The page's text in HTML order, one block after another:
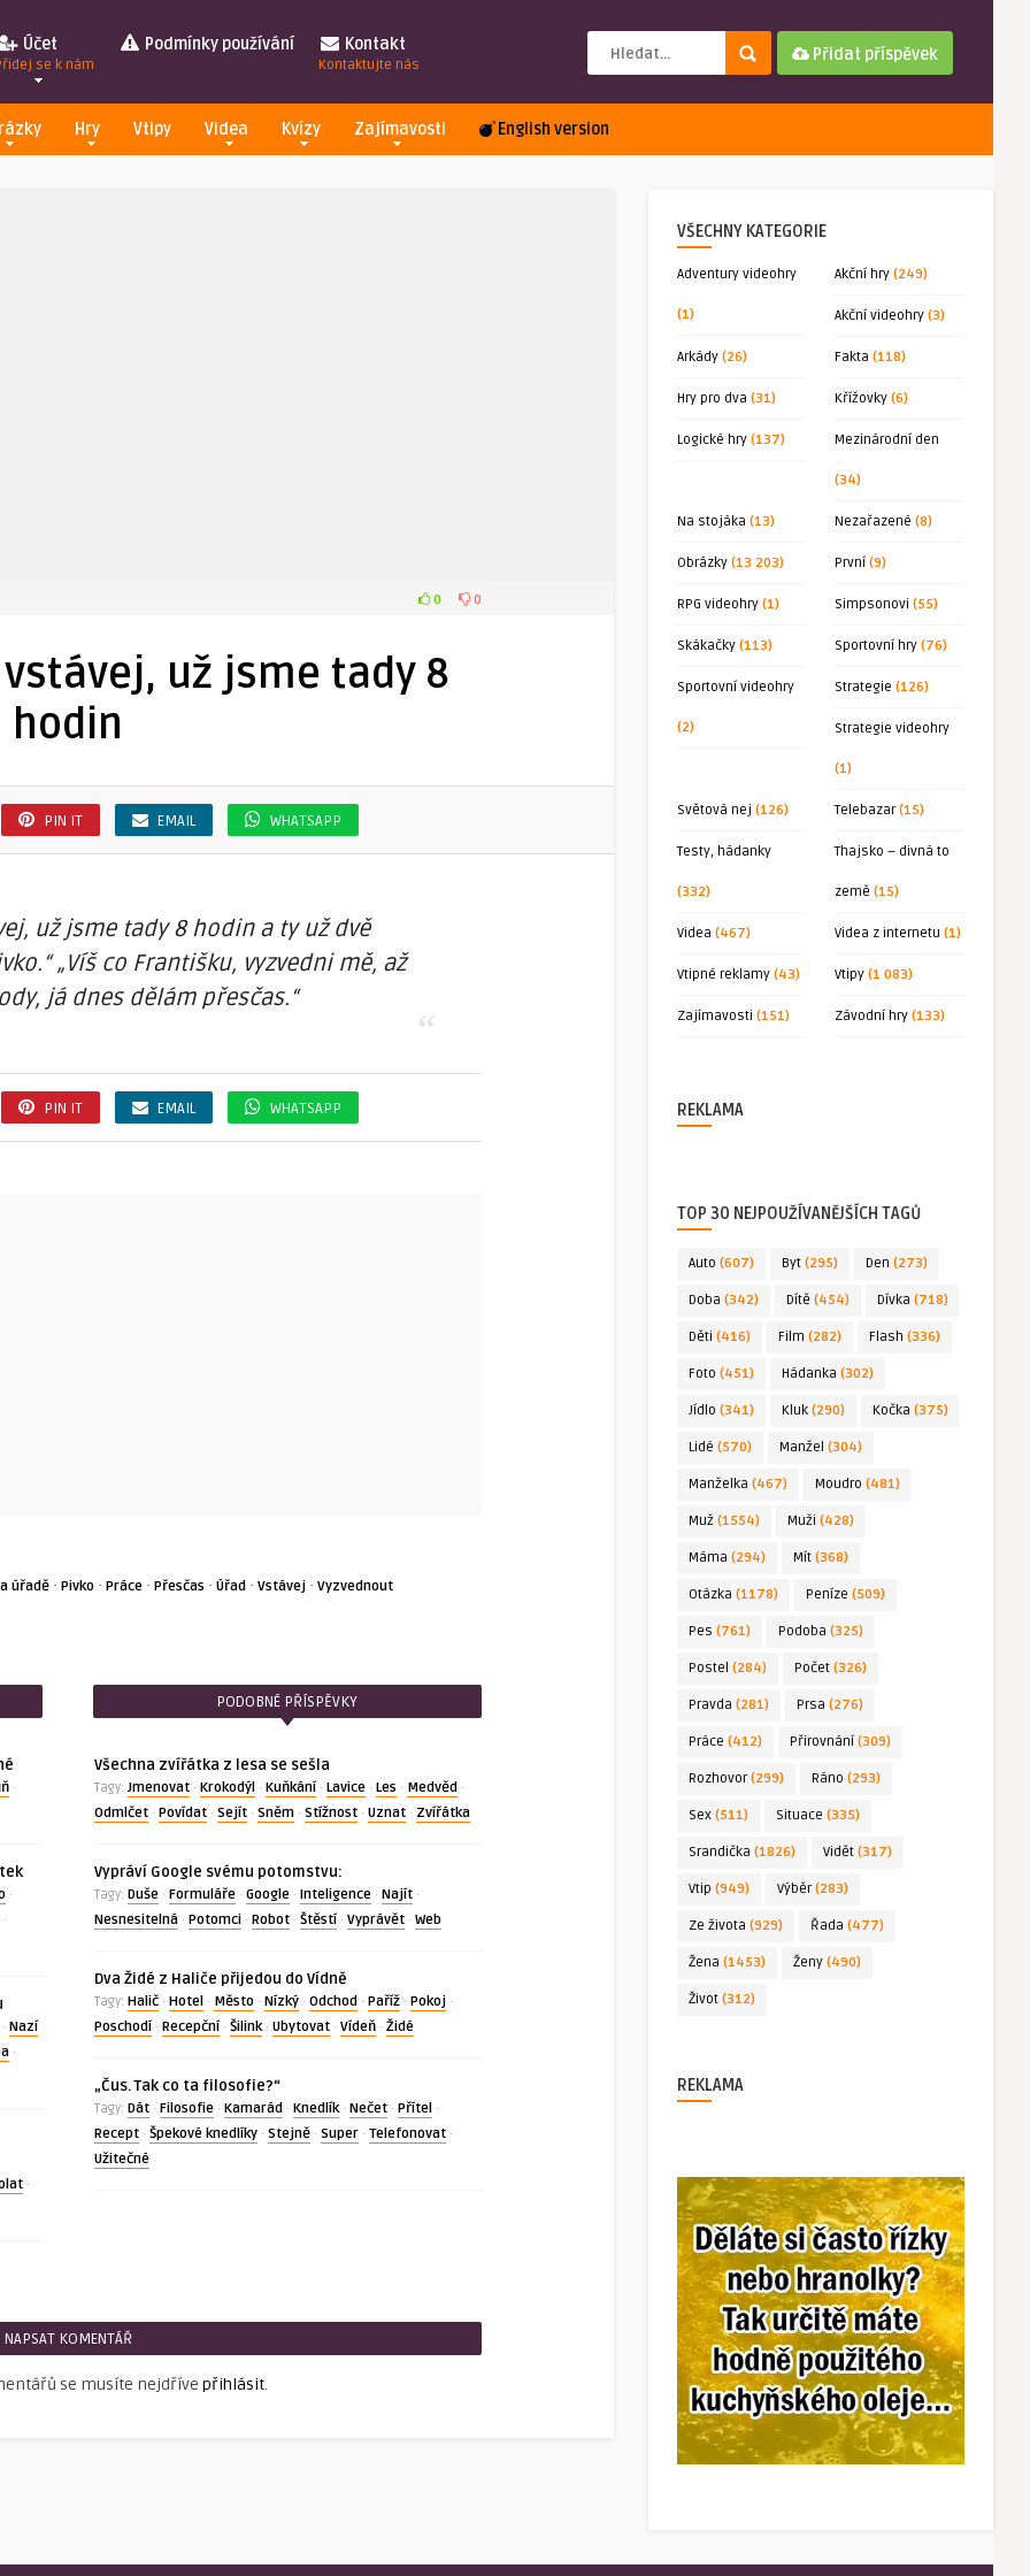
Účet
se k nám
Podmínky používání Kontakt
Kontaktujte nás
Přidat příspěvek
Hry Vtipy Videa Kvízy Zajímavosti English version
0 0
vstávej, už jsme tady 8
hodin
PIN IT EMAIL WHATSAPP
už jsme tady 8 hodin a ty už dvě
„Víš co Františku, vyzvedni mě, až
já dnes dělám přesčas.“
PIN IT EMAIL WHATSAPP
úřadě · Pivko · Práce · Přesčas · Úřad · Vstávej · Vyzvednout
·
·
·
· Nazí
·
·
PODOBNÉ PŘÍSPĚVKY
Všechna zvířátka z lesa se sešla
Tagy: Jmenovat· Krokodýl · Kuňkání· Lavice· Les · Medvěd ·
Odmlčet· Povídat· Sejít· Sněm· Stížnost· Uznat· Zvířátka
Vypráví Google svému potomstvu:
Tagy: Duše· Formuláře· Google· Inteligence· Najít·
Nesnesitelná· Potomci· Robot· Štěstí· Vyprávět· Web
Dva Židé z Haliče přijedou do Vídně
Tagy: Halič· Hotel · Město· Nízký· Odchod · Paříž· Pokoj·
Poschodí· Recepční· Šilink· Ubytovat· Vídeň· Židé
„Čus. Tak co ta filosofie?“
Tagy: Dát· Filosofie· Kamarád · Knedlík· Nečet· Přítel ·
Recept· Špekové knedlíky· Stejně· Super· Telefonovat·
Užitečné
NAPSAT KOMENTÁŘ
se musíte nejdříve přihlásit.
VŠECHNY KATEGORIE
Adventury videohry
(1)
Akční hry (249)
Akční videohry (3)
Arkády (26) Fakta (118)
Hry pro dva (31) Křížovky (6)
Logické hry (137) Mezinárodní den
(34)
Na stojáka (13) Nezařazené (8)
Obrázky (13 203) První (9)
RPG videohry (1) Simpsonovi (55)
Skákačky (113) Sportovní hry (76)
Sportovní videohry
(2)
Strategie (126)
Strategie videohry
(1)
Světová nej (126) Telebazar(15)
Testy, hádanky
(332)
Thajsko – divná to
země (15)
Videa (467) Videa z internetu (1)
Vtipné reklamy (43) Vtipy (1 083)
Zajímavosti (151) Závodní hry (133)
REKLAMA
TOP 30 NEJPOUŽÍVANĚJŠÍCH TAGŮ
Auto (607) Byt (295) Den (273)
Doba (342) Dítě (454) Dívka (718)
Děti (416) Film (282) Flash (336)
Foto (451) Hádanka (302)
Jídlo (341) Kluk (290) Kočka (375)
Lidé (570) Manžel (304)
Manželka (467) Moudro (481)
Muž (1554) Muži (428)
Máma (294) Mít (368)
Otázka (1178) Peníze (509)
Pes (761) Podoba (325)
Postel (284) Počet (326)
Pravda (281) Prsa (276)
Práce (412) Přirovnání (309)
Rozhovor(299) Ráno (293)
Sex (511) Situace (335)
Srandička (1826) Vidět (317)
Vtip (949) Výběr(283)
Ze života (929) Řada (477)
Žena (1453) Ženy (490)
Život (312)
REKLAMA